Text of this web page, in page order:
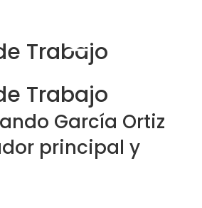
Trabajo
Trabajo
García Ortiz
principal y